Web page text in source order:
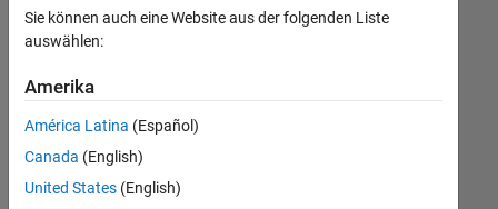
Information Technology
Quality Engineering
Release Engineering
Software Process Engineering
Technical Writing
Web Applications and Services
Derzeit
es
keine
offenen
Stellen,
Sie können auch eine Website aus der folgenden Liste
auswählen:
Amerika
América Latina (Español)
Canada (English)
United States (English)